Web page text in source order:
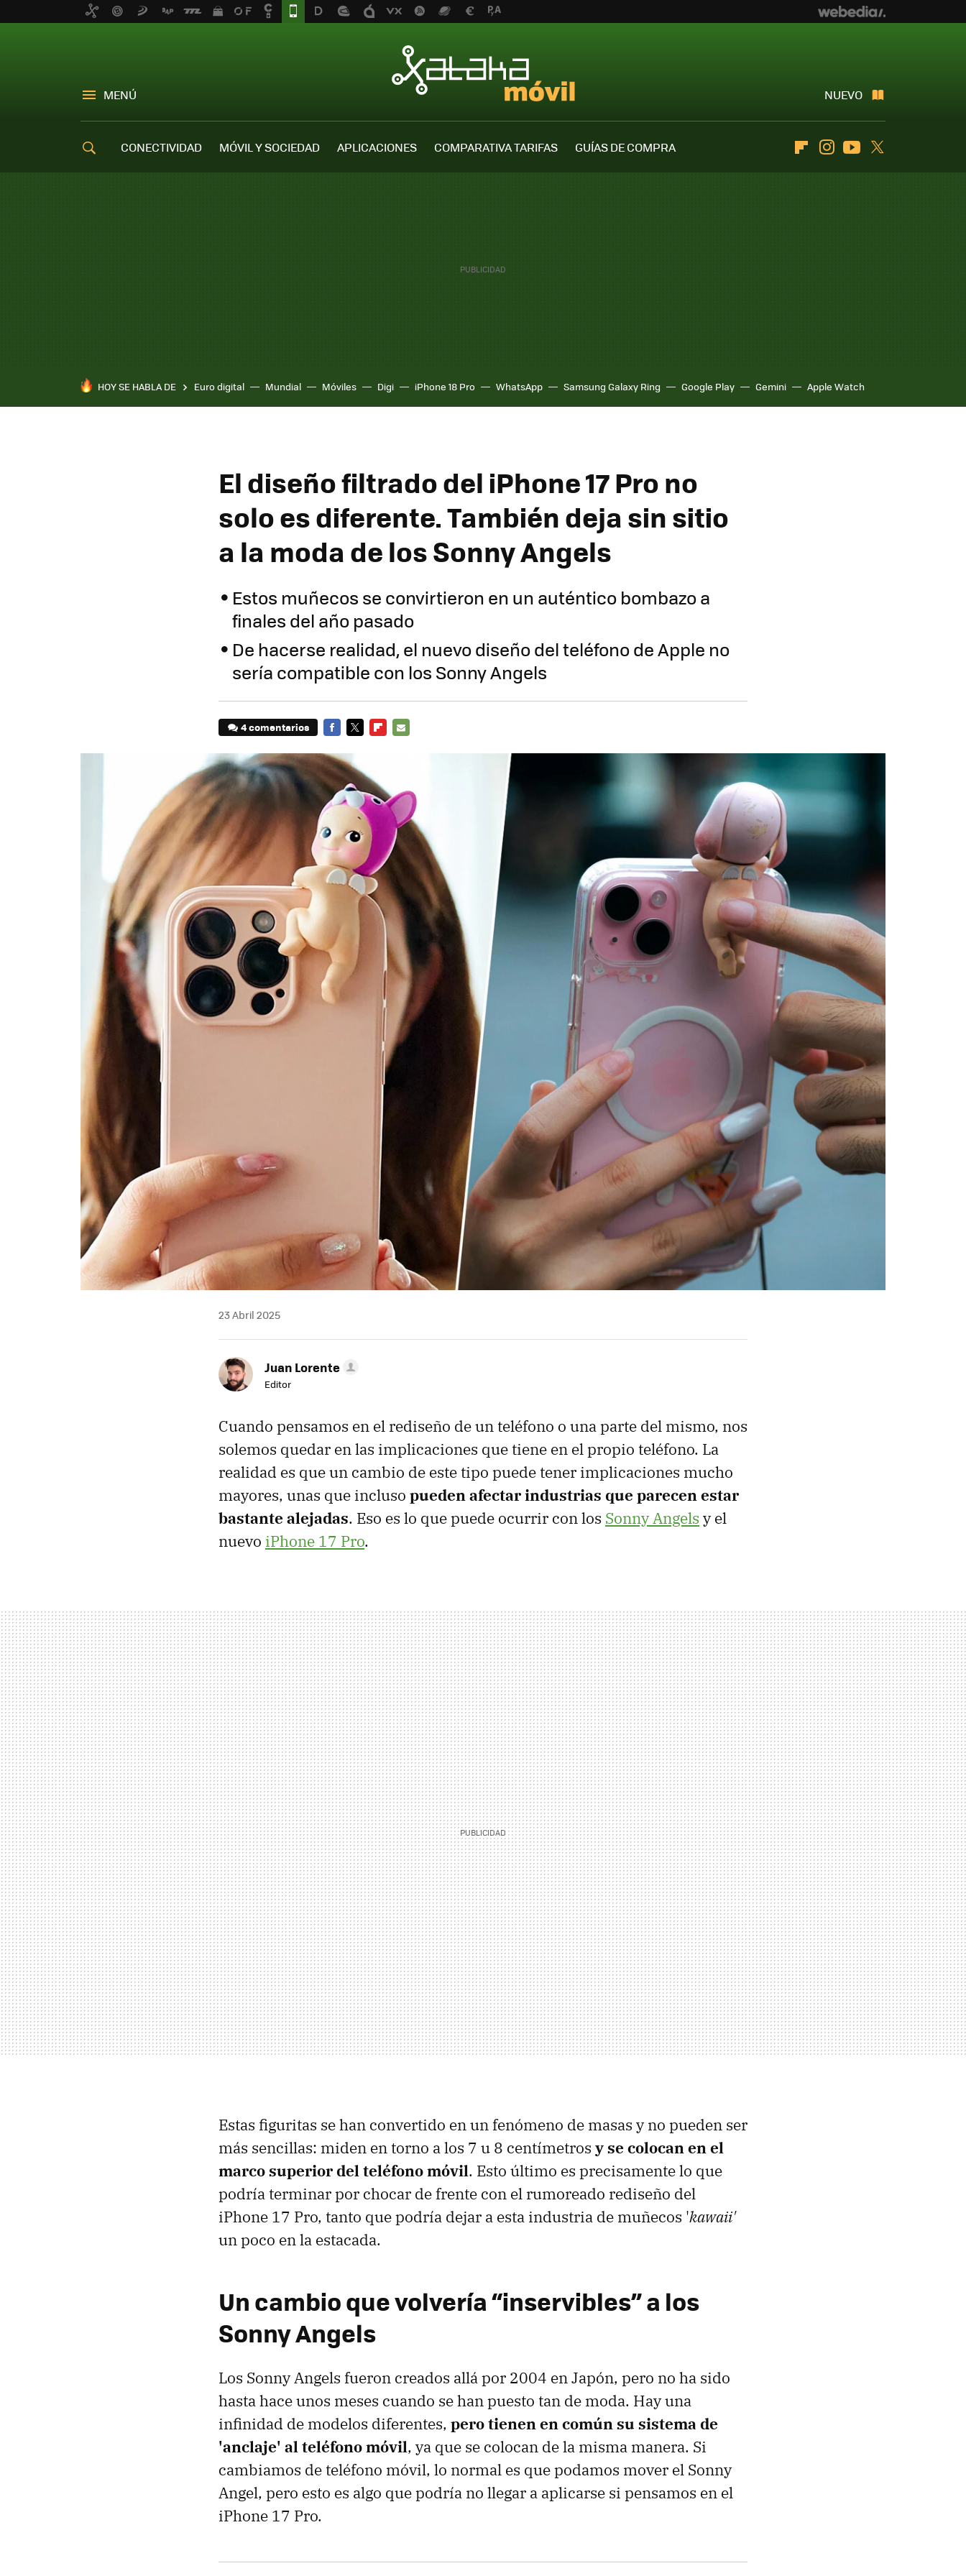
MENÚ NUEVO
CONECTIVIDAD MÓVIL Y SOCIEDAD APLICACIONES COMPARATIVA TARIFAS
GUÍAS DE COMPRA
FlipboardInstagramYoutube
HOY SE HABLA DE Euro digital Mundial Móviles Digi iPhone 18 Pro WhatsApp Samsung Galaxy Ring Google Play Gemini Apple Watch
El diseño filtrado del iPhone 17 Pro no
solo es diferente. También deja sin sitio
a la moda de los Sonny Angels
Estos muñecos se convirtieron en un auténtico bombazo a
finales del año pasado
De hacerse realidad, el nuevo diseño del teléfono de Apple no
sería compatible con los Sonny Angels
4 comentarios
23 Abril 2025
Juan Lorente
Editor
Cuando pensamos en el rediseño de un teléfono o una parte del mismo, nos
solemos quedar en las implicaciones que tiene en el propio teléfono. La
realidad es que un cambio de este tipo puede tener implicaciones mucho
mayores, unas que incluso pueden afectar industrias que parecen estar
bastante alejadas. Eso es lo que puede ocurrir con los Sonny Angels y el
nuevo iPhone 17 Pro.
Estas figuritas se han convertido en un fenómeno de masas y no pueden ser
más sencillas: miden en torno a los 7 u 8 centímetros y se colocan en el
marco superior del teléfono móvil. Esto último es precisamente lo que
podría terminar por chocar de frente con el rumoreado rediseño del
iPhone 17 Pro, tanto que podría dejar a esta industria de muñecos 'kawaii'
un poco en la estacada.
Un cambio que volvería “inservibles” a los
Sonny Angels
Los Sonny Angels fueron creados allá por 2004 en Japón, pero no ha sido
hasta hace unos meses cuando se han puesto tan de moda. Hay una
infinidad de modelos diferentes, pero tienen en común su sistema de
'anclaje' al teléfono móvil, ya que se colocan de la misma manera. Si
cambiamos de teléfono móvil, lo normal es que podamos mover el Sonny
Angel, pero esto es algo que podría no llegar a aplicarse si pensamos en el
iPhone 17 Pro.